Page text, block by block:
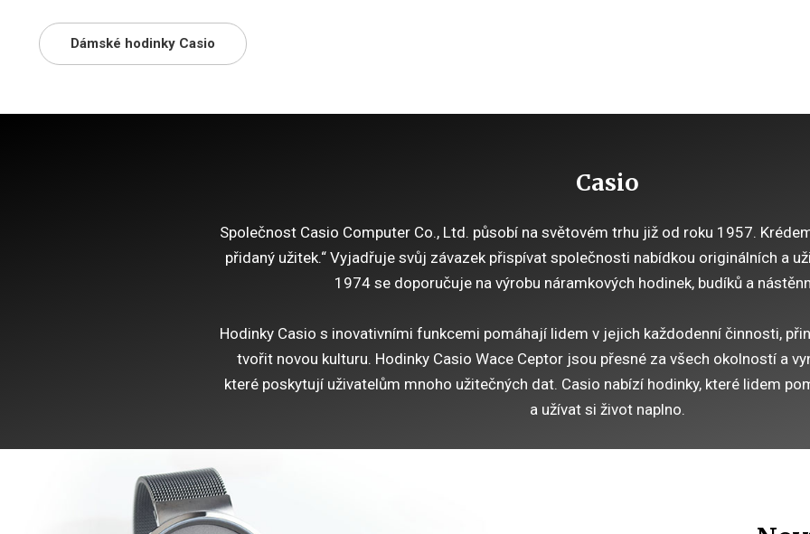
Dámské hodinky Casio
Casio
Společnost Casio Computer Co., Ltd. působí na světovém trhu již od roku 1957.
přidaný užitek.“ Vyjadřuje svůj závazek přispívat společnosti nabídkou originálních a
1974 se doporučuje na výrobu náramkových hodinek, budíků a
Hodinky Casio s inovativními funkcemi pomáhají lidem v jejich každodenní činnosti,
tvořit novou kulturu. Hodinky Casio Wace Ceptor jsou přesné za všech okolností a
které poskytují uživatelům mnoho užitečných dat. Casio nabízí hodinky, které lidem
a užívat si život naplno.